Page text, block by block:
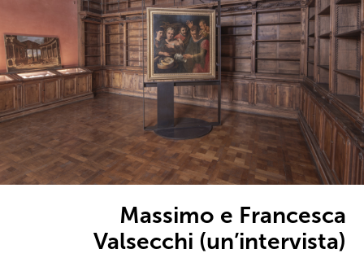
Massimo e Francesca
Valsecchi (un’intervista)